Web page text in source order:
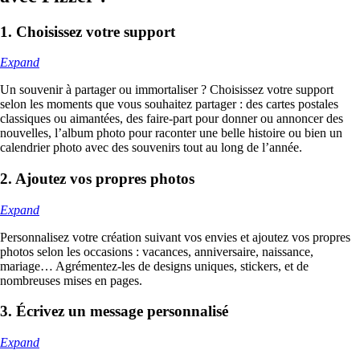
1. Choisissez votre support
Expand
Un souvenir à partager ou immortaliser ? Choisissez votre support
selon les moments que vous souhaitez partager : des cartes postales
classiques ou aimantées, des faire-part pour donner ou annoncer des
nouvelles, l’album photo pour raconter une belle histoire ou bien un
calendrier photo avec des souvenirs tout au long de l’année.
2. Ajoutez vos propres photos
Expand
Personnalisez votre création suivant vos envies et ajoutez vos propres
photos selon les occasions : vacances, anniversaire, naissance,
mariage… Agrémentez-les de designs uniques, stickers, et de
nombreuses mises en pages.
3. Écrivez un message personnalisé
Expand